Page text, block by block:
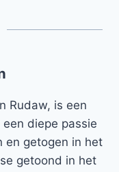
Rudaw, is een
diepe passie
en getogen in het
getoond in het